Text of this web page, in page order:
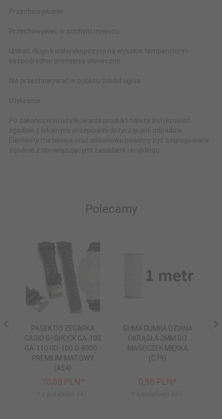
Przechowywanie:
Przechowywać w suchym miejscu.
Unikać długotrwałej ekspozycji na wysokie temperatury i
bezpośrednie promienie słoneczne.
Nie przechowywać w pobliżu źródeł ognia.
Utylizacja:
Po zakończeniu użytkowania produkt należy zutylizować
zgodnie z lokalnymi przepisami dotyczącymi odpadów.
Elementy metalowe oraz silikonowe powinny być segregowane
zgodnie z obowiązującymi zasadami recyklingu.
Polecamy
PASEK DO ZEGARKA
CASIO G=SHOCK GA-100
GA-110 GD-100 G-8900 -
PREMIUM MATOWY
(A54)
10,68 PLN*
GUMA GUMKA DZIANA
OKRĄGŁA 2MM DO
MASECZEK MIĘKKA
(C79)
0,96 PLN*